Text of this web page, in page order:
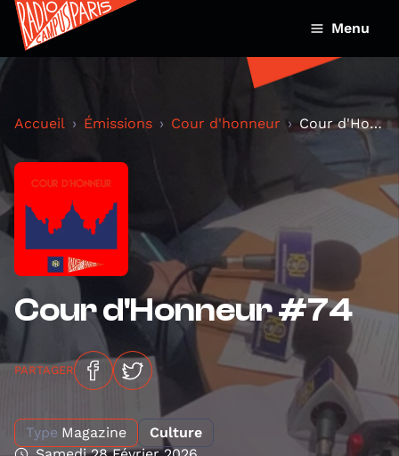
Menu
Accueil Émissions Cour d'honneur Cour d'Honneur #74
Cour d'Honneur #74
PARTAGER
Type Magazine
Culture